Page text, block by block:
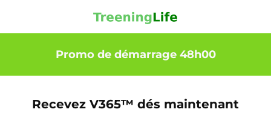
Promo de démarrage 48h00
Recevez V365™ dés maintenant